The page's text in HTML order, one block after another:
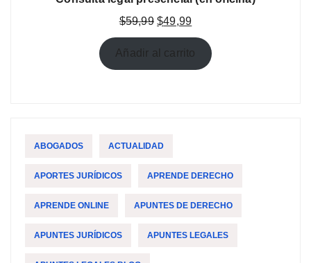
$59,99 El
precio
original
$49,99El
precio
actual
es:
Añadir al carrito
ABOGADOS ACTUALIDAD
APORTES JURÍDICOS APRENDE DERECHO
APRENDE ONLINE APUNTES DE DERECHO
APUNTES JURÍDICOS APUNTES LEGALES